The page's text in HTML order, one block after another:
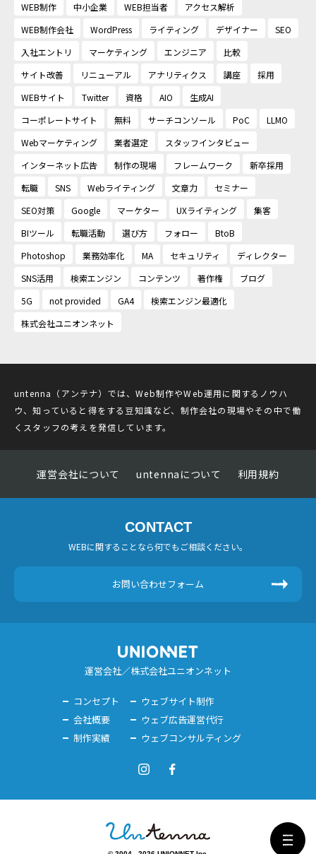
WEB制作 中小企業 WEB担当者
アクセス解析
WEB制作会社
WordPress ライティング デザイナー
SEO
入社エントリ
マーケティング エンジニア
比較
サイト改善
リニューアル アナリティクス 講座
採用
WEBサイト
Twitter 資格 AIO
生成AI
コーポレートサイト
無料 サーチコンソール PoC
LLMO
Webマーケティング
業者選定
スタッフインタビュー
インターネット広告
制作の現場 フレームワーク
新卒採用
転職
SNS Webライティング 文章力
セミナー
SEO対策
Google マーケター UXライティング
集客
BIツール
転職活動 選び方 フォロー
BtoB
Photoshop
業務効率化 MA セキュリティ
ディレクター
SNS活用
検索エンジン コンテンツ 著作権
ブログ
5G
not provided GA4
検索エンジン最適化
株式会社ユニオンネット
untenna（アンテナ）では、Web制作やWeb運用に関するノウハ
ウ、知っていると得をする豆知識など、制作会社の現場やその中で働
くスタッフの考えを発信しています。
運営会社について untennaについて 利用規約
CONTACT
WEBに関することなら何でもご相談ください。
お問い合わせフォーム
運営会社／株式会社ユニオンネット
コンセプト
ウェブサイト制作
会社概要
ウェブ広告運営代行
制作実績
ウェブコンサルティング